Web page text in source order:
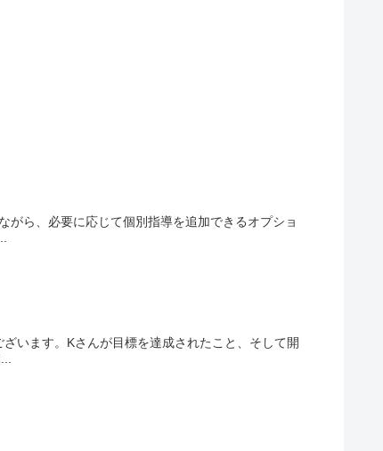
ら、必要に応じて個別指導を追加できるオプショ
います。Kさんが目標を達成されたこと、そして開